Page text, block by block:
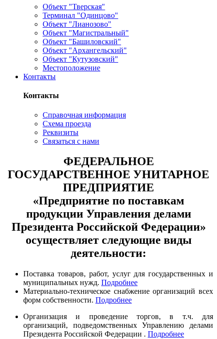
Объект "Тверская"
Терминал "Одинцово"
Объект "Лианозово"
Объект "Магистральный"
Объект "Башиловский"
Объект "Архангельский"
Объект "Кутузовский"
Местоположение
Контакты
Контакты
Справочная информация
Схема проезда
Реквизиты
Связаться с нами
ФЕДЕРАЛЬНОЕ
ГОСУДАРСТВЕННОЕ УНИТАРНОЕ
ПРЕДПРИЯТИЕ
«Предприятие по поставкам
продукции Управления делами
Президента Российской Федерации»
осуществляет следующие виды
деятельности:
Поставка товаров, работ, услуг для государственных и
муниципальных нужд. Подробнее
Материально-техническое снабжение организаций всех
форм собственности. Подробнее
Организация и проведение торгов, в т.ч. для
организаций, подведомственных Управлению делами
Президента Российской Федерации . Подробнее